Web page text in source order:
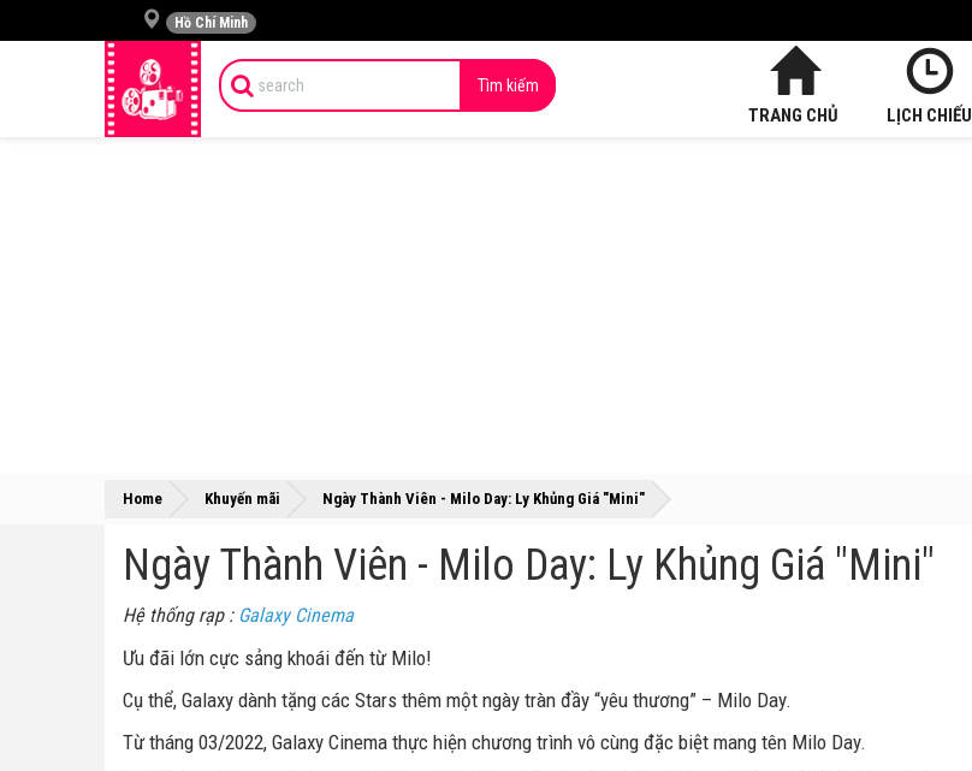
Hồ Chí Minh
Tìm kiếm
TRANG CHỦ LỊCH CHIẾU
Home »
Khuyến mãi »
Ngày Thành Viên - Milo Day: Ly Khủng Giá "Mini"
Ngày Thành Viên - Milo Day: Ly Khủng Giá "Mini"
Hệ thống rạp : Galaxy Cinema
Ưu đãi lớn cực sảng khoái đến từ Milo!
Cụ thể, Galaxy dành tặng các Stars thêm một ngày tràn đầy “yêu thương” – Milo Day.
Từ tháng 03/2022, Galaxy Cinema thực hiện chương trình vô cùng đặc biệt mang tên Milo Day.